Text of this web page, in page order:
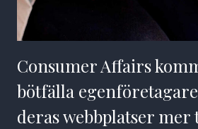
Consumer Affairs
bötfälla
deras webbplatser